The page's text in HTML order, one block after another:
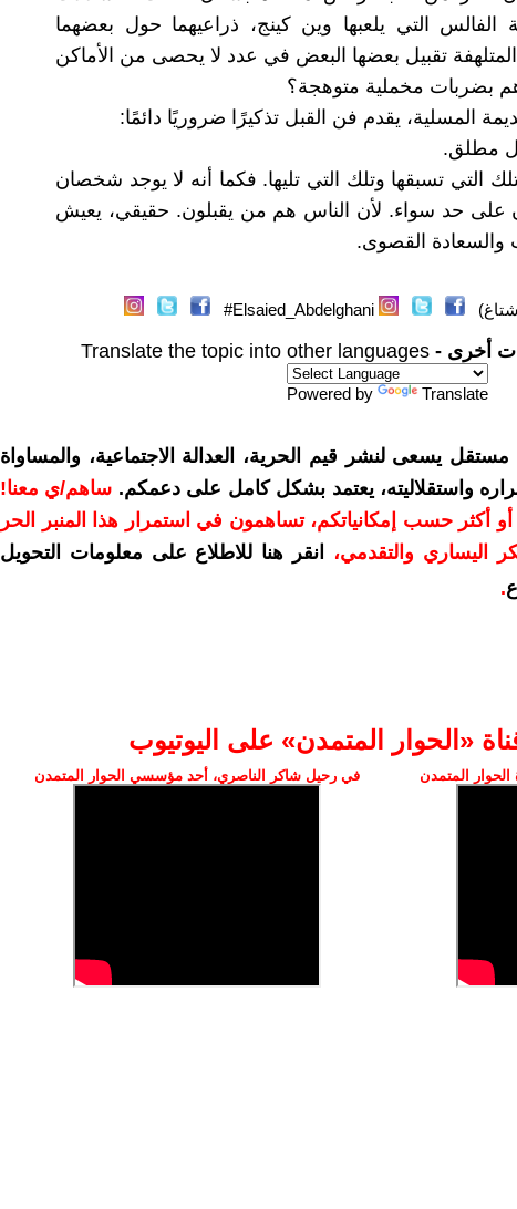
الفالس التي يلعبها وين كينج، ذراعيهما حول بعضهما
المتلهفة تقبيل بعضها البعض في عدد لا يحصى من الأماكن
بضربات مخملية متوهجة؟
المسلية، يقدم فن القبل تذكيرًا ضروريًا دائمًا:
مطلق.
التي تسبقها وتلك التي تليها. فكما أنه لا يوجد شخصان
على حد سواء. لأن الناس هم من يقبلون. حقيقي، يعيش
والسعادة القصوى.
Elsaied_Abdelghani#
أخرى - Translate the topic into other languages
Powered by Translate
يسعى لنشر قيم الحرية، العدالة الاجتماعية، والمساواة
واستقلاليته، يعتمد بشكل كامل على دعمكم. ساهم/ي معنا!
سنويًا أو أكثر حسب إمكانياتكم، تساهمون في استمرار هذا المنبر الحر
اليساري والتقدمي،
انقر هنا للاطلاع على معلومات التحويل
.
‫«الحوار المتمدن» على اليوتيوب
المتمدن في رحيل شاكر الناصري، أحد مؤسسي الحوار المتمدن